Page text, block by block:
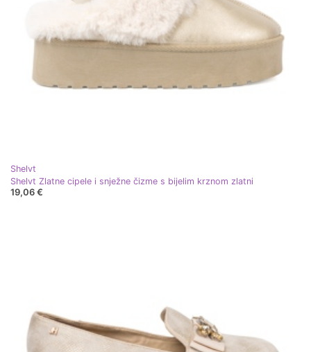
Shelvt
Shelvt Zlatne cipele i snježne čizme s bijelim krznom zlatni
19,06 €